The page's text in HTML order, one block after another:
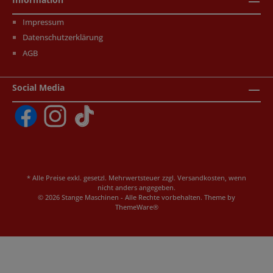
Impressum
Datenschutzerklärung
AGB
Social Media
* Alle Preise exkl. gesetzl. Mehrwertsteuer zzgl. Versandkosten, wenn
nicht anders angegeben.
© 2026 Stange Maschinen - Alle Rechte vorbehalten. Theme by
ThemeWare®